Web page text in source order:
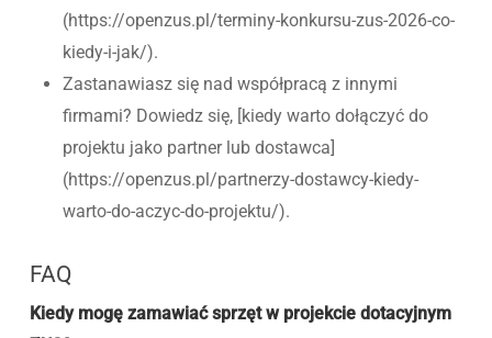
(https://openzus.pl/terminy-konkursu-zus-2026-co-
kiedy-i-jak/).
Zastanawiasz się nad współpracą z innymi
firmami? Dowiedz się, [kiedy warto dołączyć do
projektu jako partner lub dostawca]
(https://openzus.pl/partnerzy-dostawcy-kiedy-
warto-do-aczyc-do-projektu/).
FAQ
Kiedy mogę zamawiać sprzęt w projekcie dotacyjnym